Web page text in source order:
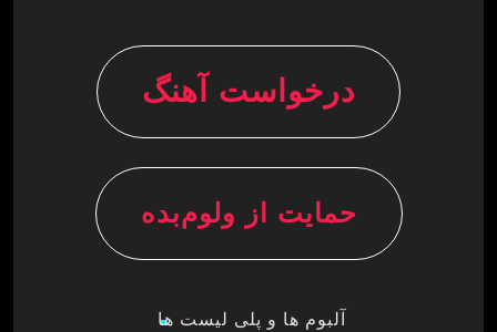
درخواست آهنگ
حمایت از ولوم‌بده
آلبوم ها و پلی لیست ها